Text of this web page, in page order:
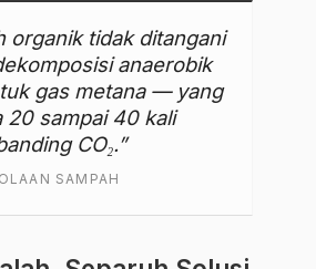
organik tidak ditangani
anaerobik
gas metana — yang
20 sampai 40 kali
CO₂.”
SAMPAH